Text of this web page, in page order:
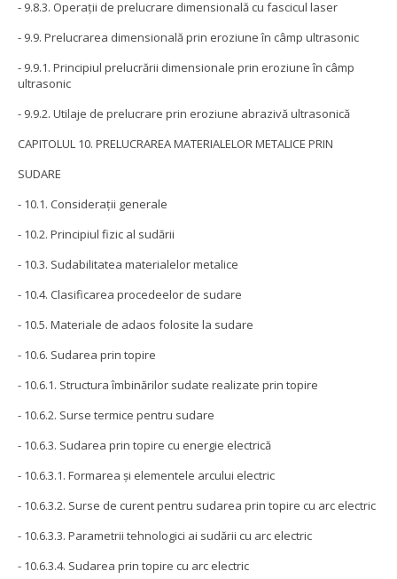
- 9.8.3. Operaţii de prelucrare dimensională cu fascicul laser
- 9.9. Prelucrarea dimensională prin eroziune în câmp ultrasonic
- 9.9.1. Principiul prelucrării dimensionale prin eroziune în câmp
ultrasonic
- 9.9.2. Utilaje de prelucrare prin eroziune abrazivă ultrasonică
CAPITOLUL 10. PRELUCRAREA MATERIALELOR METALICE PRIN
SUDARE
- 10.1. Consideraţii generale
- 10.2. Principiul fizic al sudării
- 10.3. Sudabilitatea materialelor metalice
- 10.4. Clasificarea procedeelor de sudare
- 10.5. Materiale de adaos folosite la sudare
- 10.6. Sudarea prin topire
- 10.6.1. Structura îmbinărilor sudate realizate prin topire
- 10.6.2. Surse termice pentru sudare
- 10.6.3. Sudarea prin topire cu energie electrică
- 10.6.3.1. Formarea şi elementele arcului electric
- 10.6.3.2. Surse de curent pentru sudarea prin topire cu arc electric
- 10.6.3.3. Parametrii tehnologici ai sudării cu arc electric
- 10.6.3.4. Sudarea prin topire cu arc electric